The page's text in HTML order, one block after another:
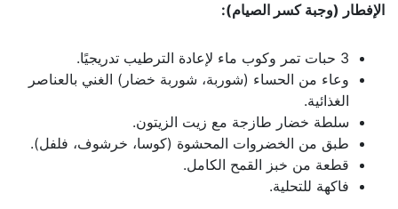
الإفطار (وجبة كسر الصيام):
3 حبات تمر وكوب ماء لإعادة الترطيب تدريجيًا.
وعاء من الحساء (شوربة، شوربة خضار) الغني بالعناصر
الغذائية.
سلطة خضار طازجة مع زيت الزيتون.
طبق من الخضروات المحشوة (كوسا، خرشوف، فلفل).
قطعة من خبز القمح الكامل.
فاكهة للتحلية.